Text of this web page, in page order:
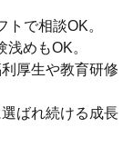
トで相談OK。
めもOK。
厚生や教育研修
ばれ続ける成長